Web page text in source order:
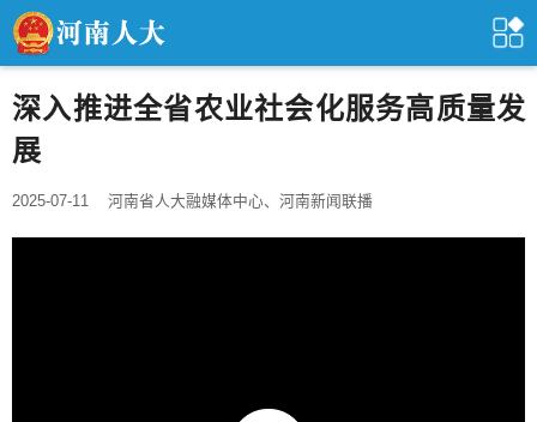
深入推进全省农业社会化服务高质量发
展
2025-07-11 河南省人大融媒体中心、河南新闻联播